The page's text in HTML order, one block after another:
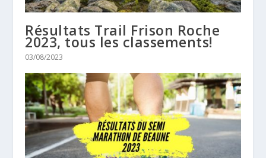
Résultats Trail Frison Roche
2023, tous les classements!
03/08/2023